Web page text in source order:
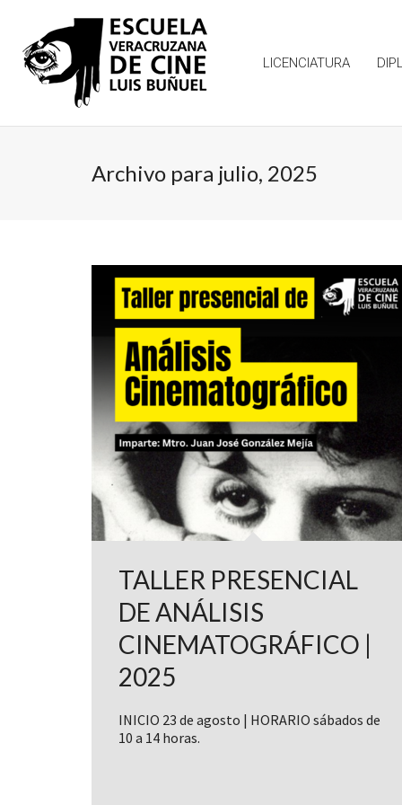
LICENCIATURA
Archivo para julio, 2025
TALLER PRESENCIAL
DE ANÁLISIS
CINEMATOGRÁFICO |
2025
INICIO 23 de agosto | HORARIO sábados de
10 a 14 horas.